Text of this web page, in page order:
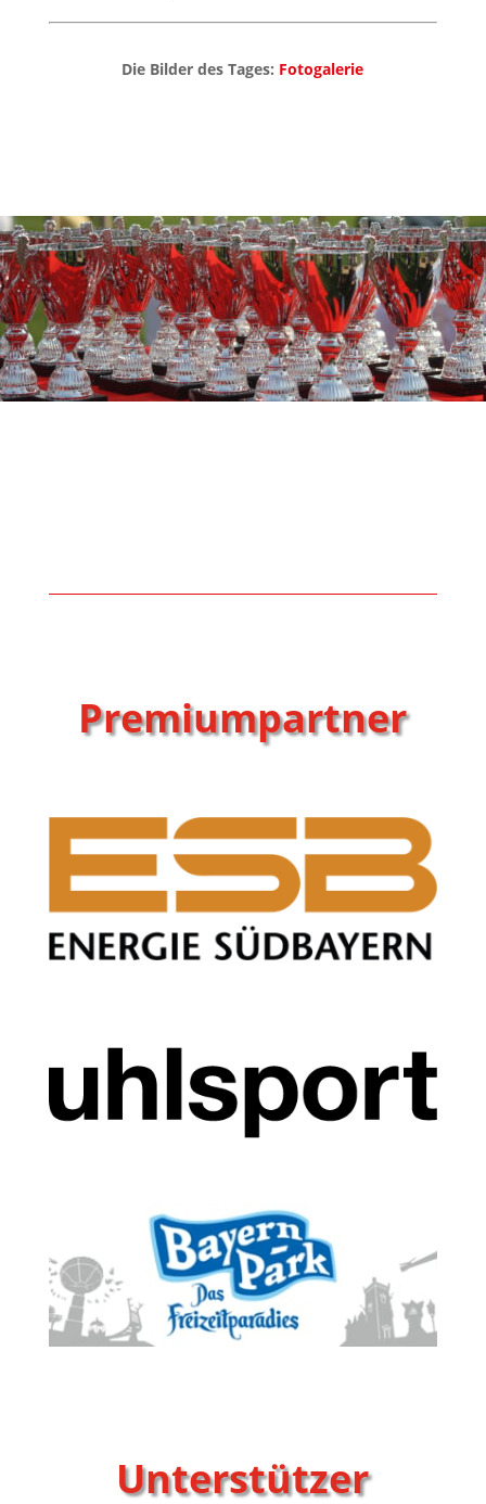
Die Bilder des Tages: Fotogalerie
Premiumpartner
Unterstützer